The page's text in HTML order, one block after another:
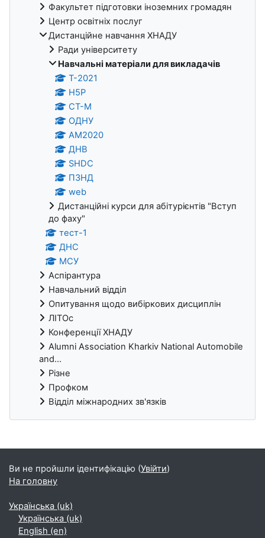
Факультет підготовки іноземних громадян
Центр освітніх послуг
Дистанційне навчання ХНАДУ
Ради університету
Навчальні матеріали для викладачів
Т-2021
H5P
СТ-М
ОДНУ
AM2020
ДНВ
SHDC
ПЗНД
web
Дистанційні курси для абітурієнтів "Вступ
до фаху"
тест-1
ДНС
МСУ
Аспірантура
Навчальний відділ
Опитування щодо вибіркових дисциплін
ЛІТОс
Конференції ХНАДУ
Alumni Association Kharkiv National Automobile
and...
Різне
Профком
Відділ міжнародних зв'язків
Блоки
Ви не пройшли ідентифікацію (Увійти)
На головну
Українська ‎(uk)‎
Українська ‎(uk)‎
English ‎(en)‎